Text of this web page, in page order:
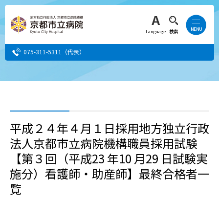
Language 検索
075-311-5311 （代表）
人間ドック希望の方
当院へ就職希望の方
事業者・その他の方
平成２４年４月１日採用地方独立行政
法人京都市立病院機構職員採用試験
【第３回（平成23 年10 月29 日試験実
施分）看護師・助産師】最終合格者一
覧